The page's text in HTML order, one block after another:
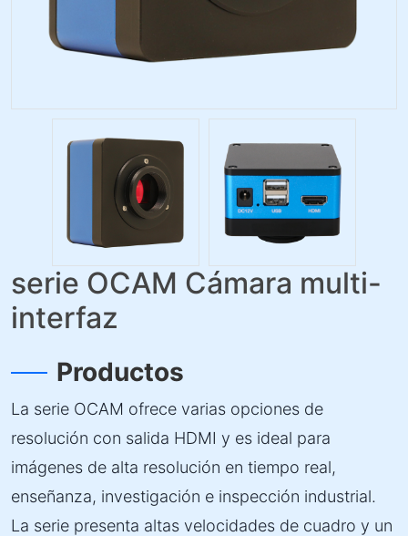
serie OCAM Cámara multi-
interfaz
Productos
La serie OCAM ofrece varias opciones de
resolución con salida HDMI y es ideal para
imágenes de alta resolución en tiempo real,
enseñanza, investigación e inspección industrial.
La serie presenta altas velocidades de cuadro y un